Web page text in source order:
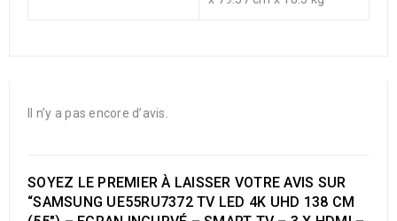
Il n’y a pas encore d’avis.
SOYEZ LE PREMIER À LAISSER VOTRE AVIS SUR
“SAMSUNG UE55RU7372 TV LED 4K UHD 138 CM